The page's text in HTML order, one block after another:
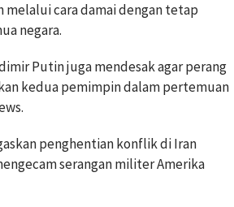
melalui cara damai dengan tetap
negara.
Putin juga mendesak agar perang
kedua pemimpin dalam pertemuan
penghentian konflik di Iran
serangan militer Amerika